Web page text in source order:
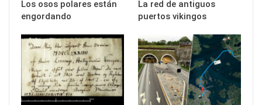
Los osos polares están
engordando
La red de antiguos
puertos vikingos